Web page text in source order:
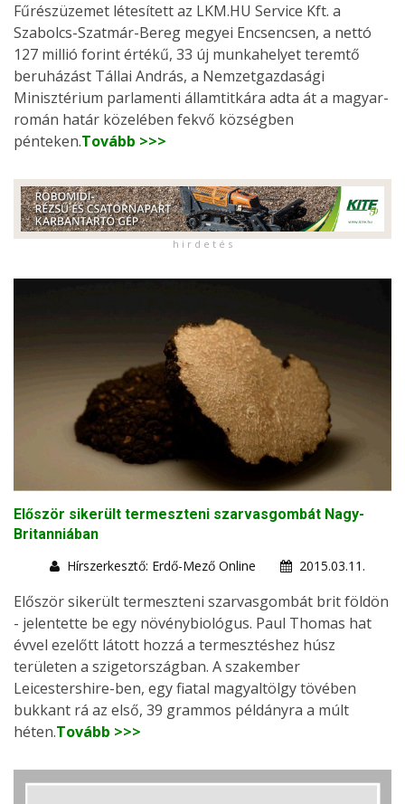
Fűrészüzemet létesített az LKM.HU Service Kft. a
Szabolcs-Szatmár-Bereg megyei Encsencsen, a nettó
127 millió forint értékű, 33 új munkahelyet teremtő
beruházást Tállai András, a Nemzetgazdasági
Minisztérium parlamenti államtitkára adta át a magyar-
román határ közelében fekvő községben
pénteken.Tovább >>>
h i r d e t é s
Először sikerült termeszteni szarvasgombát Nagy-
Britanniában
Hírszerkesztő: Erdő-Mező Online
2015.03.11.
Először sikerült termeszteni szarvasgombát brit földön
- jelentette be egy növénybiológus. Paul Thomas hat
évvel ezelőtt látott hozzá a termesztéshez húsz
területen a szigetországban. A szakember
Leicestershire-ben, egy fiatal magyaltölgy tövében
bukkant rá az első, 39 grammos példányra a múlt
héten.Tovább >>>